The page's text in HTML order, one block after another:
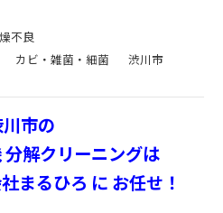
不良
カビ・雑菌・細菌
渋川市
市の
分解クリーニングは
まるひろ に お任せ！